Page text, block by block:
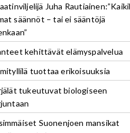
Juha
säännöt – tai ei sääntöjä
kehittävät elämyspalvelua
tuottaa erikoisuuksia
tukeutuvat biologiseen
Suonenjoen mansikat